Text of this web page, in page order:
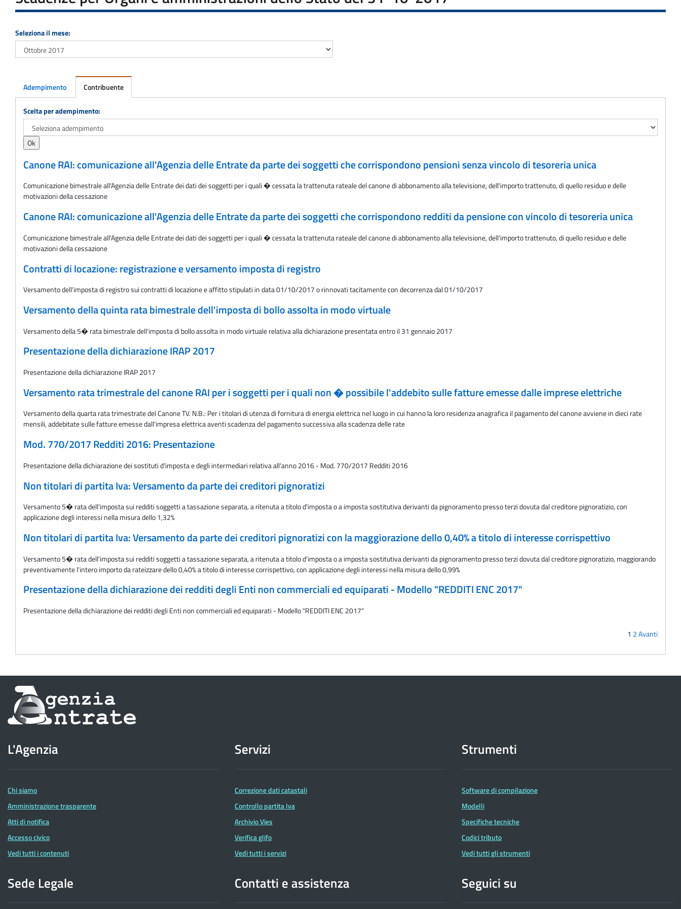
Seleziona il mese:
Adempimento Contribuente
Adempimento
Scelta per adempimento:
Canone RAI: comunicazione all'Agenzia delle Entrate da parte dei soggetti che corrispondono pensioni senza vincolo di tesoreria unica
Comunicazione bimestrale all'Agenzia delle Entrate dei dati dei soggetti per i quali � cessata la trattenuta rateale del canone di abbonamento alla televisione, dell'importo trattenuto, di quello residuo e delle
motivazioni della cessazione
Canone RAI: comunicazione all'Agenzia delle Entrate da parte dei soggetti che corrispondono redditi da pensione con vincolo di tesoreria unica
Comunicazione bimestrale all'Agenzia delle Entrate dei dati dei soggetti per i quali � cessata la trattenuta rateale del canone di abbonamento alla televisione, dell'importo trattenuto, di quello residuo e delle
motivazioni della cessazione
Contratti di locazione: registrazione e versamento imposta di registro
Versamento dell'imposta di registro sui contratti di locazione e affitto stipulati in data 01/10/2017 o rinnovati tacitamente con decorrenza dal 01/10/2017
Versamento della quinta rata bimestrale dell'imposta di bollo assolta in modo virtuale
Versamento della 5� rata bimestrale dell'imposta di bollo assolta in modo virtuale relativa alla dichiarazione presentata entro il 31 gennaio 2017
Presentazione della dichiarazione IRAP 2017
Presentazione della dichiarazione IRAP 2017
Versamento rata trimestrale del canone RAI per i soggetti per i quali non � possibile l'addebito sulle fatture emesse dalle imprese elettriche
Versamento della quarta rata trimestrate del Canone TV. N.B.: Per i titolari di utenza di fornitura di energia elettrica nel luogo in cui hanno la loro residenza anagrafica il pagamento del canone avviene in dieci rate
mensili, addebitate sulle fatture emesse dall'impresa elettrica aventi scadenza del pagamento successiva alla scadenza delle rate
Mod. 770/2017 Redditi 2016: Presentazione
Presentazione della dichiarazione dei sostituti d'imposta e degli intermediari relativa all'anno 2016 - Mod. 770/2017 Redditi 2016
Non titolari di partita Iva: Versamento da parte dei creditori pignoratizi
Versamento 5� rata dell'imposta sui redditi soggetti a tassazione separata, a ritenuta a titolo d'imposta o a imposta sostitutiva derivanti da pignoramento presso terzi dovuta dal creditore pignoratizio, con
applicazione degli interessi nella misura dello 1,32%
Non titolari di partita Iva: Versamento da parte dei creditori pignoratizi con la maggiorazione dello 0,40% a titolo di interesse corrispettivo
Versamento 5� rata dell'imposta sui redditi soggetti a tassazione separata, a ritenuta a titolo d'imposta o a imposta sostitutiva derivanti da pignoramento presso terzi dovuta dal creditore pignoratizio, maggiorando
preventivamente l'intero importo da rateizzare dello 0,40% a titolo di interesse corrispettivo, con applicazione degli interessi nella misura dello 0,99%
Presentazione della dichiarazione dei redditi degli Enti non commerciali ed equiparati - Modello "REDDITI ENC 2017"
Presentazione della dichiarazione dei redditi degli Enti non commerciali ed equiparati - Modello "REDDITI ENC 2017"
1 2Avanti
Informazioni
sul
dell'Agenzia
delle
Entrate
L'Agenzia
Chi siamo
Amministrazione trasparente
Atti di notifica
Accesso civico
Vedi tutti i contenuti
Servizi
Correzione dati catastali
Controllo partita Iva
Archivio Vies
Verifica glifo
Vedi tutti i servizi
Strumenti
Software di compilazione
Modelli
Specifiche tecniche
Codici tributo
Vedi tutti gli strumenti
Sede Legale Contatti e assistenza Seguici su